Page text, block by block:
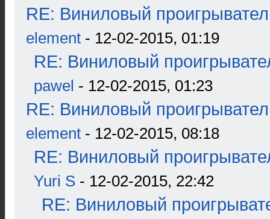
RE: Виниловый
element - 12-02-2015, 01:19
RE: Виниловый
pawel - 12-02-2015, 01:23
RE: Виниловый
element - 12-02-2015, 08:18
RE: Виниловый
Yuri S - 12-02-2015, 22:42
RE: Виниловый